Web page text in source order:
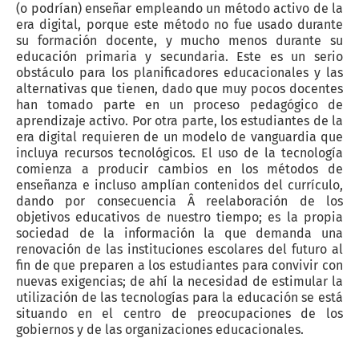
(o podrían) enseñar empleando un método activo de la
era digital, porque este método no fue usado durante
su formación docente, y mucho menos durante su
educación primaria y secundaria. Este es un serio
obstáculo para los planificadores educacionales y las
alternativas que tienen, dado que muy pocos docentes
han tomado parte en un proceso pedagógico de
aprendizaje activo. Por otra parte, los estudiantes de la
era digital requieren de un modelo de vanguardia que
incluya recursos tecnológicos. El uso de la tecnología
comienza a producir cambios en los métodos de
enseñanza e incluso amplían contenidos del currículo,
dando por consecuencia Â reelaboración de los
objetivos educativos de nuestro tiempo; es la propia
sociedad de la información la que demanda una
renovación de las instituciones escolares del futuro al
fin de que preparen a los estudiantes para convivir con
nuevas exigencias; de ahí la necesidad de estimular la
utilización de las tecnologías para la educación se está
situando en el centro de preocupaciones de los
gobiernos y de las organizaciones educacionales.